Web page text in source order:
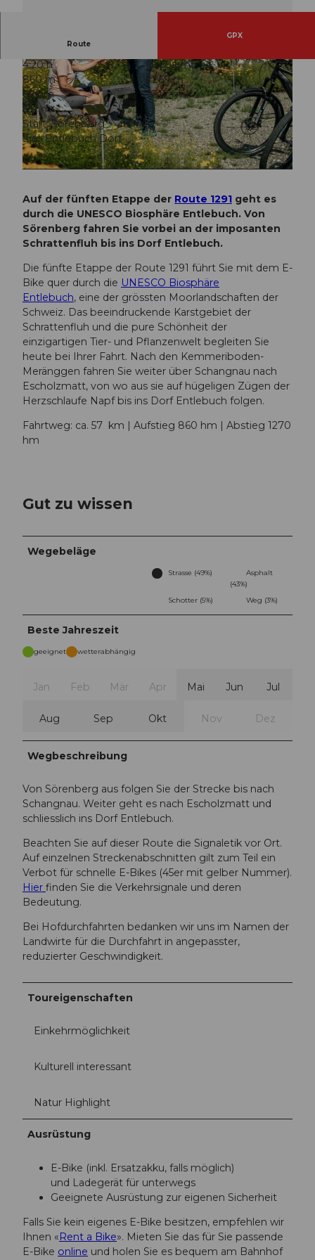
© Nico Schärer | Luzern Tourismus, Luzern Tourismus
Route
GPX
4:20 h
56,60 km
860 m
1.269 m
686 m
1.317 m
631 m
Start: Sörenberg
Ziel: Entlebuch Dorf
Auf der fünften Etappe der Route 1291 geht es
durch die UNESCO Biosphäre Entlebuch. Von
Sörenberg fahren Sie vorbei an der imposanten
Schrattenfluh bis ins Dorf Entlebuch.
Die fünfte Etappe der Route 1291 führt Sie mit dem E-
Bike quer durch die UNESCO Biosphäre
Entlebuch, eine der grössten Moorlandschaften der
Schweiz. Das beeindruckende Karstgebiet der
Schrattenfluh und die pure Schönheit der
einzigartigen Tier-­ und Pflanzenwelt begleiten Sie
heute bei Ihrer Fahrt. Nach den Kemmeriboden-
Meränggen fahren Sie weiter über Schangnau nach
Escholzmatt, von wo aus sie auf hügeligen Zügen der
Herzschlaufe Napf bis ins Dorf Entlebuch folgen.
Fahrtweg: ca. 57 km | Aufstieg 860 hm | Abstieg 1270
hm
Gut zu wissen
Wegebeläge
Strasse (49%)
Asphalt
(43%)
Schotter (5%)
Weg (3%)
Beste Jahreszeit
geeignet wetterabhängig
Jan Feb Mär Apr Mai Jun Jul
Aug Sep Okt Nov Dez
Wegbeschreibung
Von Sörenberg aus folgen Sie der Strecke bis nach
Schangnau. Weiter geht es nach Escholzmatt und
schliesslich ins Dorf Entlebuch.
Beachten Sie auf dieser Route die Signaletik vor Ort.
Auf einzelnen Streckenabschnitten gilt zum Teil ein
Verbot für schnelle E-Bikes (45er mit gelber Nummer).
Hier finden Sie die Verkehrsignale und deren
Bedeutung.
Bei Hofdurchfahrten bedanken wir uns im Namen der
Landwirte für die Durchfahrt in angepasster,
reduzierter Geschwindigkeit.
Toureigenschaften
Einkehrmöglichkeit
Kulturell interessant
Natur Highlight
Ausrüstung
E-Bike (inkl. Ersatzakku, falls möglich)
und Ladegerät für unterwegs
Geeignete Ausrüstung zur eigenen Sicherheit
Falls Sie kein eigenes E-Bike besitzen, empfehlen wir
Ihnen «Rent a Bike». Mieten Sie das für Sie passende
E-Bike online und holen Sie es bequem am Bahnhof